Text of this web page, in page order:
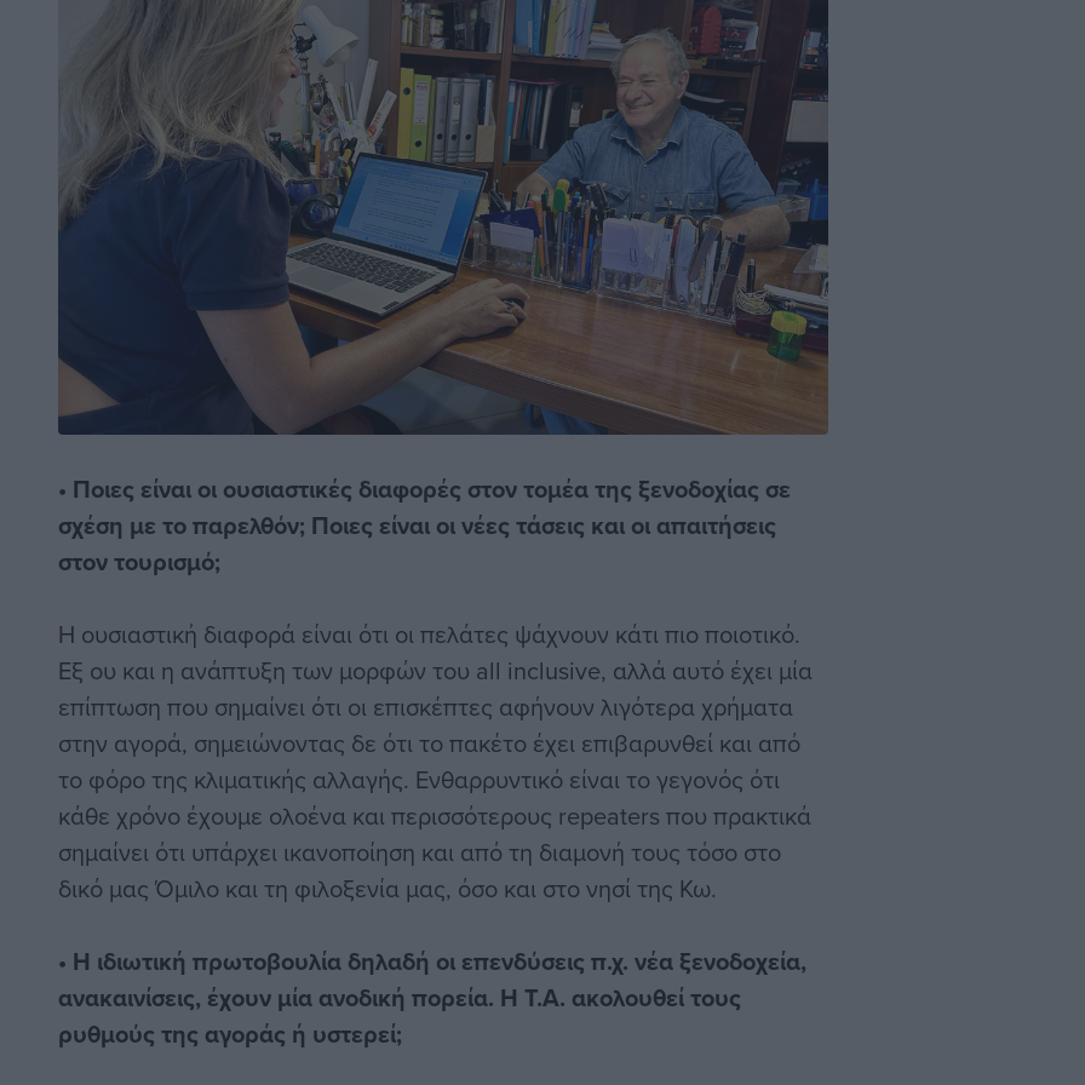
• Ποιες είναι οι ουσιαστικές διαφορές στον τομέα της ξενοδοχίας σε
σχέση με το παρελθόν; Ποιες είναι οι νέες τάσεις και οι απαιτήσεις
στον τουρισμό;
Η ουσιαστική διαφορά είναι ότι οι πελάτες ψάχνουν κάτι πιο ποιοτικό.
Εξ ου και η ανάπτυξη των μορφών του all inclusive, αλλά αυτό έχει μία
επίπτωση που σημαίνει ότι οι επισκέπτες αφήνουν λιγότερα χρήματα
στην αγορά, σημειώνοντας δε ότι το πακέτο έχει επιβαρυνθεί και από
το φόρο της κλιματικής αλλαγής. Ενθαρρυντικό είναι το γεγονός ότι
κάθε χρόνο έχουμε ολοένα και περισσότερους repeaters που πρακτικά
σημαίνει ότι υπάρχει ικανοποίηση και από τη διαμονή τους τόσο στο
δικό μας Όμιλο και τη φιλοξενία μας, όσο και στο νησί της Κω.
• Η ιδιωτική πρωτοβουλία δηλαδή οι επενδύσεις π.χ. νέα ξενοδοχεία,
ανακαινίσεις, έχουν μία ανοδική πορεία. Η Τ.Α. ακολουθεί τους
ρυθμούς της αγοράς ή υστερεί;